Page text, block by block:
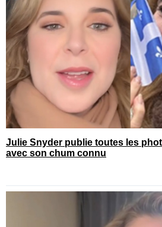
Julie Snyder publie toutes les
avec son chum connu